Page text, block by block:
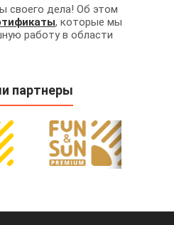
своего дела! Об этом
, которые мы
работу в области
партнеры